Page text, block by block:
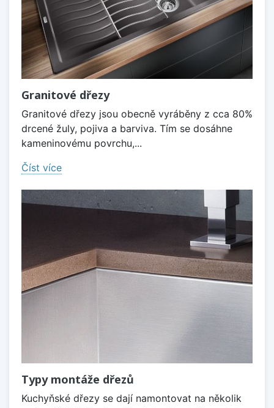
Granitové dřezy
Granitové dřezy jsou obecně vyráběny z cca 80%
drcené žuly, pojiva a barviva. Tím se dosáhne
kameninovému povrchu,...
Číst více
Typy montáže dřezů
Kuchyňské dřezy se dají namontovat na několik